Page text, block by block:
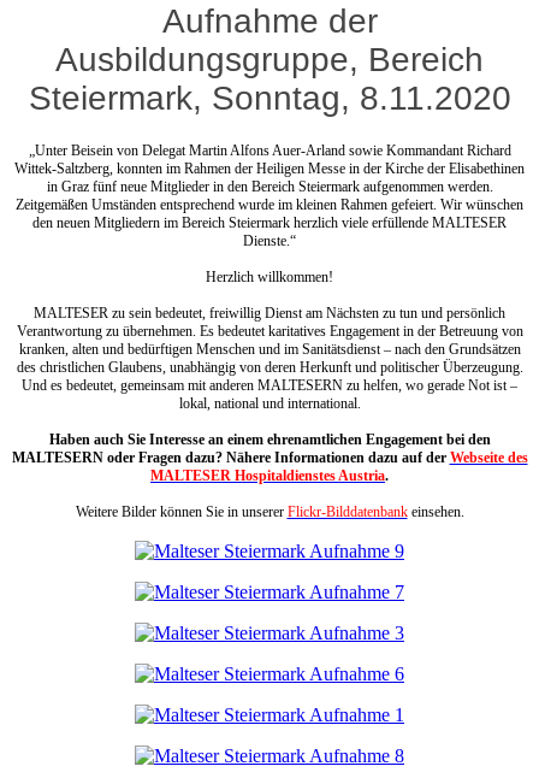
Aufnahme der
Ausbildungsgruppe, Bereich
Steiermark, Sonntag, 8.11.2020
„Unter Beisein von Delegat Martin Alfons Auer-Arland sowie Kommandant Richard
Wittek-Saltzberg, konnten im Rahmen der Heiligen Messe in der Kirche der Elisabethinen
in Graz fünf neue Mitglieder in den Bereich Steiermark aufgenommen werden.
Zeitgemäßen Umständen entsprechend wurde im kleinen Rahmen gefeiert. Wir wünschen
den neuen Mitgliedern im Bereich Steiermark herzlich viele erfüllende MALTESER
Dienste.“
Herzlich willkommen!
MALTESER zu sein bedeutet, freiwillig Dienst am Nächsten zu tun und persönlich
Verantwortung zu übernehmen. Es bedeutet karitatives Engagement in der Betreuung von
kranken, alten und bedürftigen Menschen und im Sanitätsdienst – nach den Grundsätzen
des christlichen Glaubens, unabhängig von deren Herkunft und politischer Überzeugung.
Und es bedeutet, gemeinsam mit anderen MALTESERN zu helfen, wo gerade Not ist –
lokal, national und international.
Haben auch Sie Interesse an einem ehrenamtlichen Engagement bei den
MALTESERN oder Fragen dazu? Nähere Informationen dazu auf der Webseite des
MALTESER Hospitaldienstes Austria.
Weitere Bilder können Sie in unserer Flickr-Bilddatenbankeinsehen.